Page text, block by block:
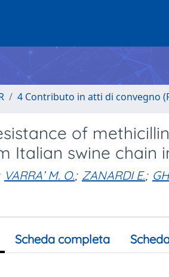
4 Contributo in atti di convegno
of
Italian swine
VARRA’ M. O.; ZANARDI E.;
Scheda completa